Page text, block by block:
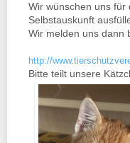
Wir wünschen uns für
Selbstauskunft
Wir melden uns dann
http://
Bitte teilt unsere